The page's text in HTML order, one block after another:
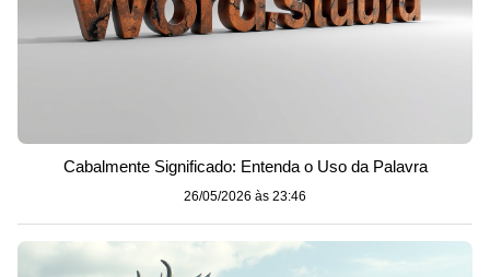
Cabalmente Significado: Entenda o Uso da Palavra
26/05/2026 às 23:46